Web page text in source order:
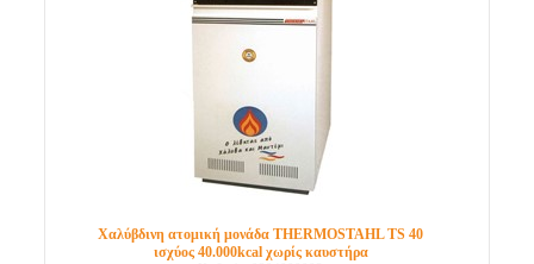
Χαλύβδινη ατομική μονάδα THERMOSTAHL TS 40
ισχύος 40.000kcal χωρίς καυστήρα